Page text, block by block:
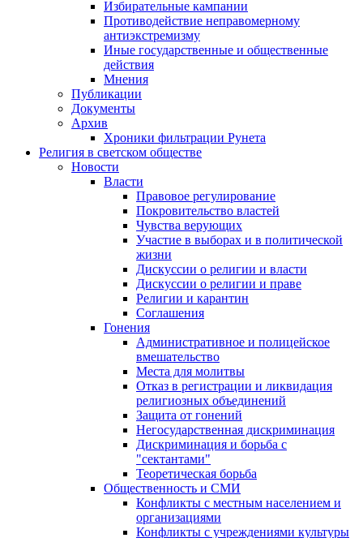
Избирательные кампании
Противодействие неправомерному
антиэкстремизму
Иные государственные и общественные
действия
Мнения
Публикации
Документы
Архив
Хроники фильтрации Рунета
Религия в светском обществе
Новости
Власти
Правовое регулирование
Покровительство властей
Чувства верующих
Участие в выборах и в политической
жизни
Дискуссии о религии и власти
Дискуссии о религии и праве
Религии и карантин
Соглашения
Гонения
Административное и полицейское
вмешательство
Места для молитвы
Отказ в регистрации и ликвидация
религиозных объединений
Защита от гонений
Негосударственная дискриминация
Дискриминация и борьба с
"сектантами"
Теоретическая борьба
Общественность и СМИ
Конфликты с местным населением и
организациями
Конфликты с учреждениями культуры